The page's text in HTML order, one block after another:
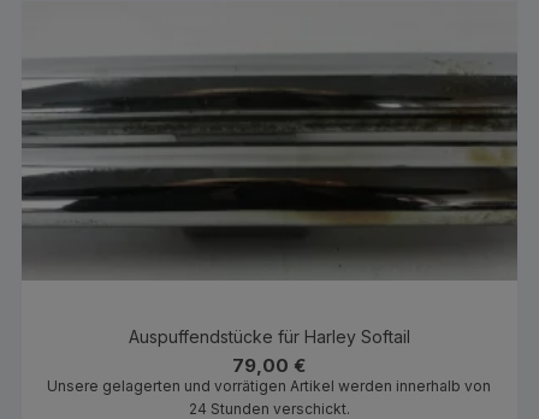
Auspuffendstücke für Harley Softail
79,00 €
Unsere gelagerten und vorrätigen Artikel werden innerhalb von
24 Stunden verschickt.